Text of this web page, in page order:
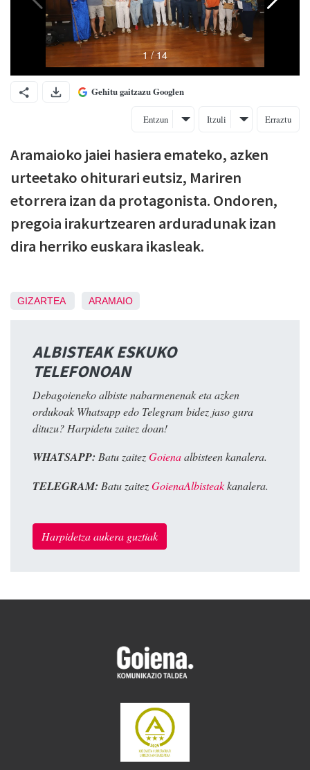
Gehitu gaitzazu Googlen
Entzun Itzuli Erraztu
Aramaioko jaiei hasiera emateko, azken
urteetako ohiturari eutsiz, Mariren
etorrera izan da protagonista. Ondoren,
pregoia irakurtzearen arduradunak izan
dira herriko euskara ikasleak.
GIZARTEA ARAMAIO
ALBISTEAK ESKUKO
TELEFONOAN
Debagoieneko albiste nabarmenenak eta azken
ordukoak Whatsapp edo Telegram bidez jaso gura
dituzu? Harpidetu zaitez doan!
WHATSAPP: Batu zaitezGoienaalbisteen kanalera.
TELEGRAM: Batu zaitezGoienaAlbisteakkanalera.
Harpidetza aukera guztiak